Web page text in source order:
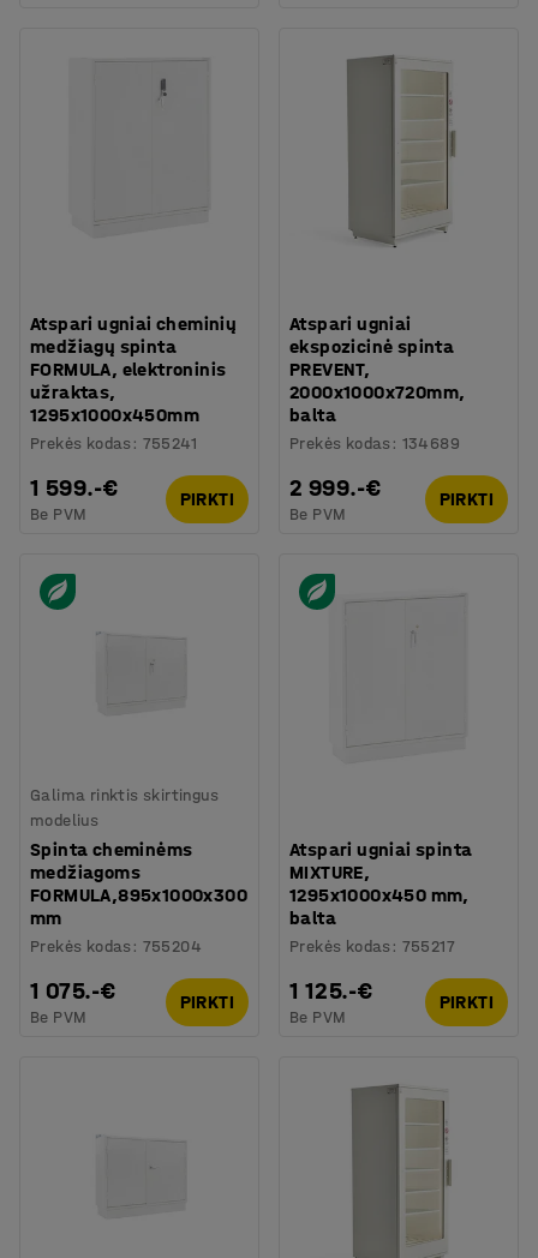
Atspari ugniai cheminių
medžiagų spinta
FORMULA, elektroninis
užraktas,
1295x1000x450mm
Prekės kodas : 755241
1 599.-€
Be PVM
PIRKTI
Atspari ugniai
ekspozicinė spinta
PREVENT,
2000x1000x720mm,
balta
Prekės kodas : 134689
2 999.-€
Be PVM
PIRKTI
Galima rinktis skirtingus
modelius
Spinta cheminėms
medžiagoms
FORMULA,895x1000x300
mm
Prekės kodas : 755204
1 075.-€
Be PVM
PIRKTI
Atspari ugniai spinta
MIXTURE,
1295x1000x450 mm,
balta
Prekės kodas : 755217
1 125.-€
Be PVM
PIRKTI